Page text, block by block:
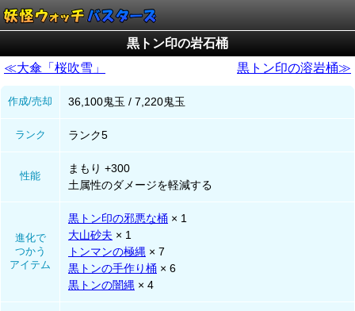
黒トン印の岩石桶
≪大傘「桜吹雪」
黒トン印の溶岩桶≫
作成/売却 36,100鬼玉 / 7,220鬼玉
ランク ランク5
性能
まもり +300
土属性のダメージを軽減する
進化で
つかう
アイテム
黒トン印の邪悪な桶 × 1
大山砂夫 × 1
トンマンの極縄 × 7
黒トンの手作り桶 × 6
黒トンの闇縄 × 4